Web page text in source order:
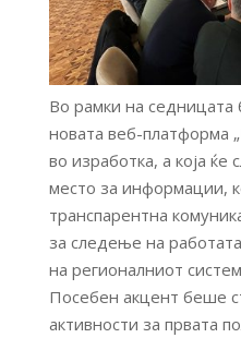
Во рамки на
новата веб-платформа
во изработка, а која ќе
место за информации,
транспарентна
за следење на
на регионалниот
Посебен акцент беше
активности за првата